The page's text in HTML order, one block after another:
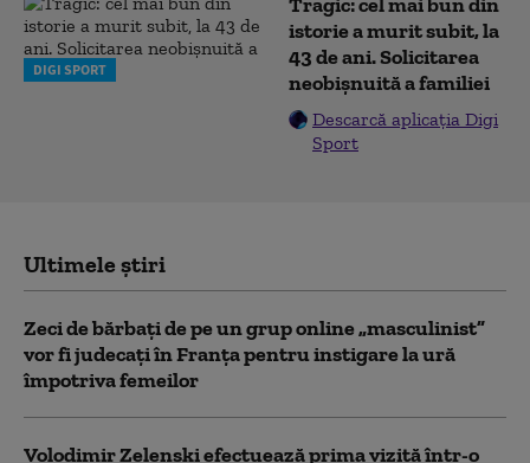
DIGI SPORT
istorie a murit subit, la
43 de ani. Solicitarea
neobișnuită a familiei
Descarcă aplicația Digi
Sport
Ultimele știri
Zeci de bărbați de pe un grup online „masculinist”
vor fi judecați în Franța pentru instigare la ură
împotriva femeilor
Volodimir Zelenski efectuează prima vizită într-o